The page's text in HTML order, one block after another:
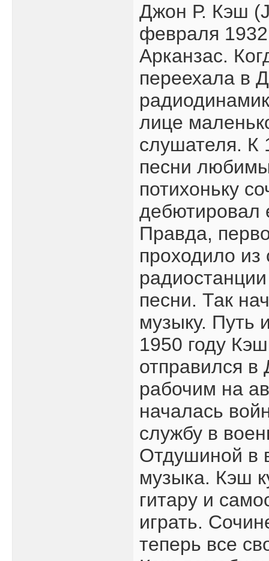
Джон Р. Кэш
февраля
Арканзас.
переехала в
лице
слушателя. К
песни
потихоньку
дебютировал
Правда,
проходило из
песни. Так
музыку. Путь
1950 году
отправился в
рабочим на
началась
службу в
Отдушиной в
музыка. Кэш
гитару и
играть.
теперь все